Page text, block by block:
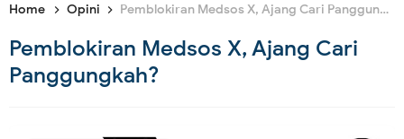
Home Opini Pemblokiran Medsos X, Ajang Cari Panggungkah?
Pemblokiran Medsos X, Ajang Cari
Panggungkah?